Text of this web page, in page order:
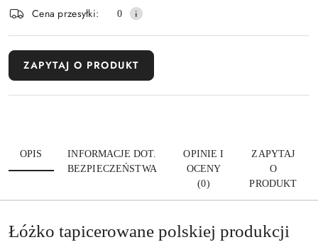
dostawaCena przesyłki: 0
ZAPYTAJ O PRODUKT
OPIS
INFORMACJE DOT.
BEZPIECZEŃSTWA
OPINIE I
OCENY
(0)
ZAPYTAJ
O
PRODUKT
Łóżko tapicerowane polskiej produkcji